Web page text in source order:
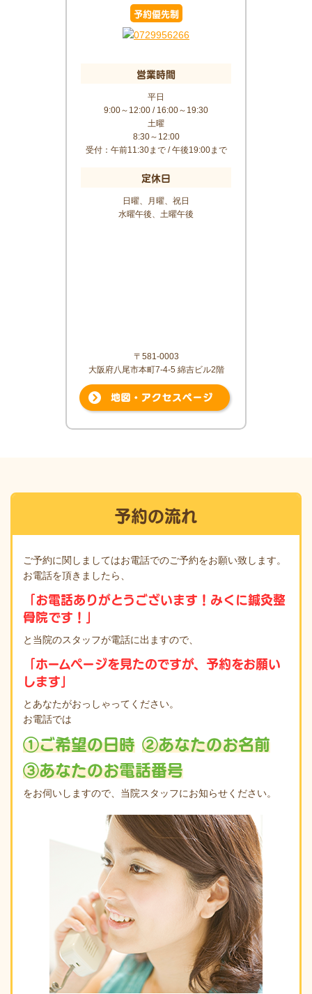
予約優先制
営業時間
平日
9:00～12:00 / 16:00～19:30
土曜
8:30～12:00
受付：午前11:30まで / 午後19:00まで
定休日
日曜、月曜、祝日
水曜午後、土曜午後
〒581-0003
大阪府八尾市本町7-4-5 綿吉ビル2階
予約の流れ
ご予約に関しましてはお電話でのご予約をお願い致します。
お電話を頂きましたら、
「お電話ありがとうございます！みくに鍼灸整
骨院です！」
と当院のスタッフが電話に出ますので、
「ホームページを見たのですが、予約をお願い
します」
とあなたがおっしゃってください。
お電話では
①ご希望の日時 ②あなたのお名前
③あなたのお電話番号
をお伺いしますので、当院スタッフにお知らせください。